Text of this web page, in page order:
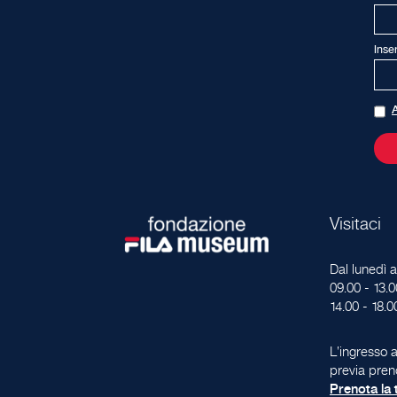
Visitaci
Dal lunedì
09.00 -
14.00 -
L'ingresso
previa
Prenota la